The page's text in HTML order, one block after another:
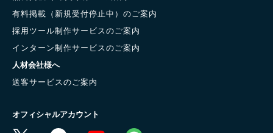
有料掲載（新規受付停止中）のご案内
採用ツール制作サービスのご案内
インターン制作サービスのご案内
人材会社様へ
送客サービスのご案内
オフィシャルアカウント